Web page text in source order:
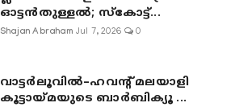
ഓട്ടൻതുള്ളൽ; സ്‌കോട്ട്...
Shajan Abraham Jul 7, 2026 0
വാട്ടർലൂവിൽ–ഹവന്റ് മലയാളി
കൂട്ടായ്മയുടെ ബാർബിക്യൂ ...